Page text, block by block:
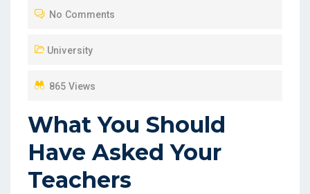
E
O
No Comments
University
865 Views
What You Should
Have Asked Your
Teachers